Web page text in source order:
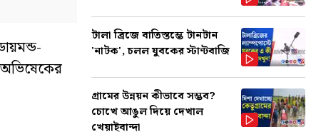
অভিষেকের
টালা ব্রিজে বাতিস্তম্ভে টানটান
'নাটক', চলল যুবকের স্টান্টবাজি
গ্রামের উন্নয়ন কীভাবে সম্ভব?
চোখে আঙুল দিয়ে দেখাল
খেয়াইবান্দা